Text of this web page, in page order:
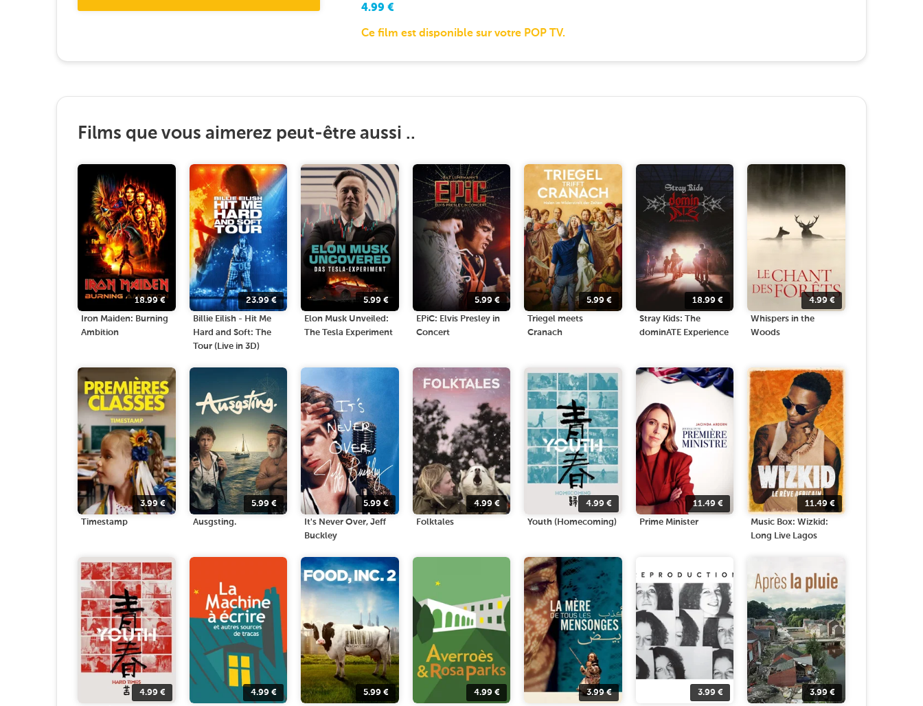
4.99 €
Ce film est disponible sur votre POP TV.
Films que vous aimerez peut-être aussi ..
18.99€
Iron Maiden: Burning
Ambition
23.99€
Billie Eilish - Hit Me
Hard and Soft: The
Tour (Live in 3D)
5.99€
Elon Musk Unveiled:
The Tesla Experiment
5.99 €
EPiC: Elvis Presley in
Concert
5.99€
Triegel meets
Cranach
18.99 €
Stray Kids: The
dominATE Experience
4.99€
Whispers in the
Woods
3.99€
Timestamp
5.99 €
Ausgsting.
5.99€
It's Never Over, Jeff
Buckley
4.99 €
Folktales
4.99€
Youth (Homecoming)
11.49 €
Prime Minister
11.49€
Music Box: Wizkid:
Long Live Lagos
4.99€ 4.99 € 5.99€ 4.99 € 3.99€ 3.99 € 3.99€